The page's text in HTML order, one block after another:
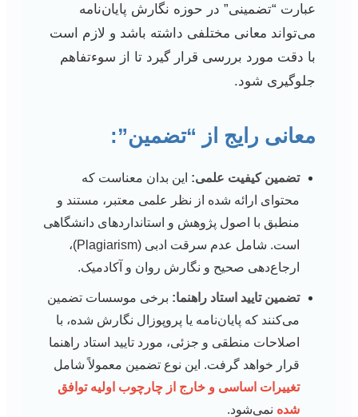
عبارت “تضمینی” در حوزه نگارش پایان‌نامه
می‌تواند معانی مختلفی داشته باشد و لازم است
با دقت مورد بررسی قرار گیرد تا از سوءتفاهم
جلوگیری شود.
معانی رایج از “تضمین”:
تضمین کیفیت علمی: این بدان معناست که
محتوای ارائه شده از نظر علمی معتبر، مستند و
منطبق با اصول پژوهش و استانداردهای دانشگاهی
است. شامل عدم سرقت ادبی (Plagiarism)،
ارجاع‌دهی صحیح و نگارش روان و آکادمیک.
تضمین تایید استاد راهنما: برخی موسسات تضمین
می‌کنند که پایان‌نامه یا پروپوزال نگارش شده، با
اصلاحات منطقی و جزئی، مورد تایید استاد راهنما
قرار خواهد گرفت. این نوع تضمین معمولاً شامل
تغییرات اساسی و خارج از چارچوب اولیه توافق
شده نمی‌شود.